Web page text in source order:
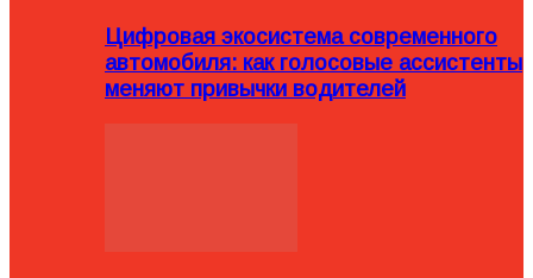
Цифровая экосистема современного
автомобиля: как голосовые ассистенты
меняют привычки водителей